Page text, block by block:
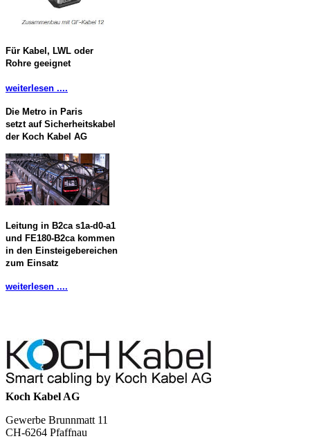
Für Kabel, LWL oder
Rohre geeignet
weiterlesen ....
Die Metro in Paris
setzt auf Sicherheitskabel
der Koch Kabel AG
Leitung in B2ca s1a-d0-a1
und FE180-B2ca kommen
in den Einsteigebereichen
zum Einsatz
weiterlesen ....
Koch Kabel AG
Gewerbe Brunnmatt 11
CH-6264 Pfaffnau